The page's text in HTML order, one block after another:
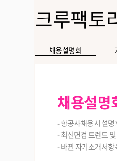
크루팩토
채용설명회
채용설명
- 항공사채용시 설명
- 최신면접 트렌드
- 바뀐 자기소개서